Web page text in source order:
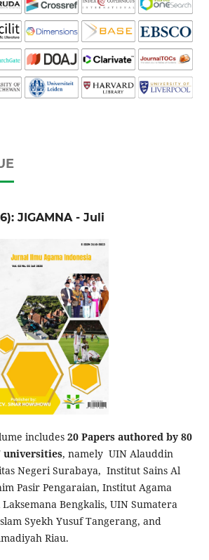
JIGAMNA - Juli
includes 20 Papers authored by 80
universities, namely UIN Alauddin
Negeri Surabaya, Institut Sains Al
Pasir Pengaraian, Institut Agama
Bengkalis, UIN Sumatera
Syekh Yusuf Tangerang, and
Riau.